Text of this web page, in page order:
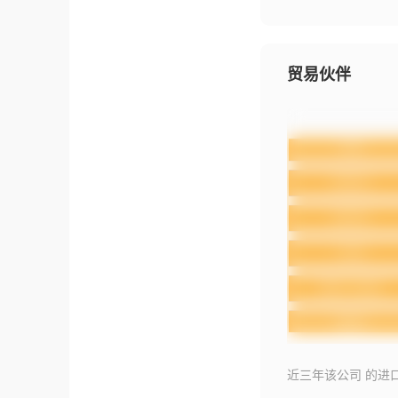
贸易伙伴
近三年该公司 的进